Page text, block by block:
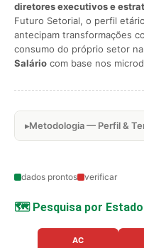
diretores executivos e
Futuro Setorial, o perfil
antecipam transformações
consumo do próprio setor
Salário com base nos
Metodologia — Perfil &
dados prontos verificar
🗺️ Pesquisa por Estado
AC